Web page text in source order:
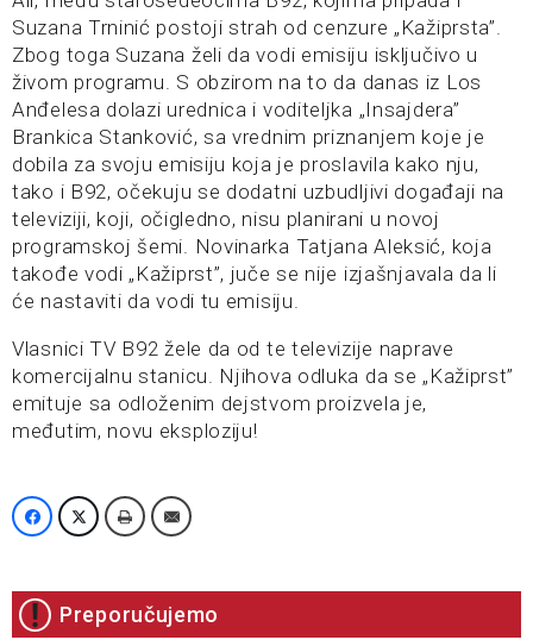
Suzana Trninić postoji strah od cenzure „Kažiprsta”.
Zbog toga Suzana želi da vodi emisiju isključivo u
živom programu. S obzirom na to da danas iz Los
Anđelesa dolazi urednica i voditeljka „Insajdera”
Brankica Stanković, sa vrednim priznanjem koje je
dobila za svoju emisiju koja je proslavila kako nju,
tako i B92, očekuju se dodatni uzbudljivi događaji na
televiziji, koji, očigledno, nisu planirani u novoj
programskoj šemi. Novinarka Tatjana Aleksić, koja
takođe vodi „Kažiprst”, juče se nije izjašnjavala da li
će nastaviti da vodi tu emisiju.
Vlasnici TV B92 žele da od te televizije naprave
komercijalnu stanicu. Njihova odluka da se „Kažiprst”
emituje sa odloženim dejstvom proizvela je,
međutim, novu eksploziju!
Preporučujemo